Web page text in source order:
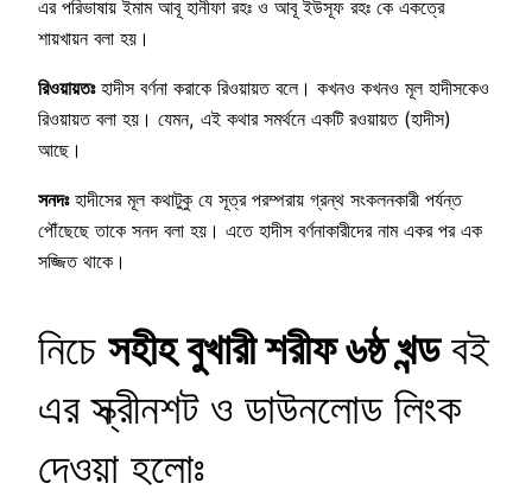
এর পরিভাষায় ইমাম আবূ হানীফা রহঃ ও আবূ ইউসূফ রহঃ কে একত্রে
শায়খায়ন বলা হয়।
রিওয়ায়তঃহাদীস বর্ণনা করাকে রিওয়ায়ত বলে। কখনও কখনও মূল হাদীসকেও
রিওয়ায়ত বলা হয়। যেমন, এই কথার সমর্থনে একটি রওয়ায়ত (হাদীস)
আছে।
সনদঃহাদীসের মূল কথাটুকু যে সূত্র পরম্পরায় গ্রন্থ সংকলনকারী পর্যন্ত
পৌঁছেছে তাকে সনদ বলা হয়। এতে হাদীস বর্ণনাকারীদের নাম একর পর এক
সজ্জিত থাকে।
নিচে সহীহ বুখারী শরীফ ৬ষ্ঠ খন্ডবই
এর স্ক্রীনশট ও ডাউনলোড লিংক
দেওয়া হলোঃ